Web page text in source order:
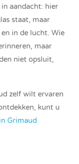
aandacht: hier
staat, maar
in de lucht. Wie
maar
niet opsluit,
zelf wilt ervaren
kunt u
Grimaud